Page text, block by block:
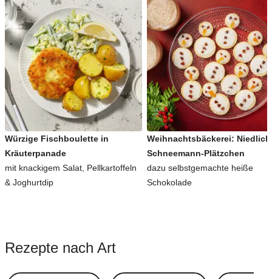
Würzige Fischboulette in
Kräuterpanade
mit knackigem Salat, Pellkartoffeln
& Joghurtdip
Weihnachtsbäckerei:
Schneemann-Plätzchen
dazu selbstgemachte heiße
Schokolade
Rezepte nach Art